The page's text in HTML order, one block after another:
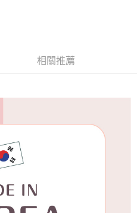
免運費
)免運費
相關推薦